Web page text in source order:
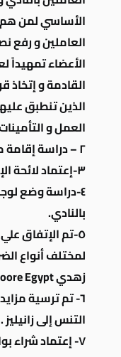
العاملين و رفع
الأعضاء تمهيداً
القادمة و إتخاذ
الذين تنطبق
العمل و
٢ – دراسة إقامة محطة دفع مياه الإمطار بالنادي .
٣-إعتماد لائحة الإقتراض للعاملين بالنادي .
٤-دراسة وضع
بالنادي.
٥-تم الإتفاق
لمختلف أنواع
زهدي Moore Egypt
٦- تم ترسية
التنس إلى زانيليز .
٧- إعتماد شراء